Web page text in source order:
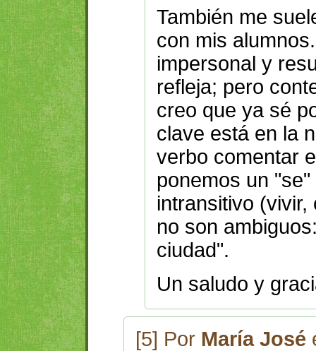
También me
con mis
impersonal y
refleja; pero
creo que ya sé
clave está en la
verbo comentar
ponemos un
intransitivo
no son
ciudad".
Un saludo y
[5] Por María José